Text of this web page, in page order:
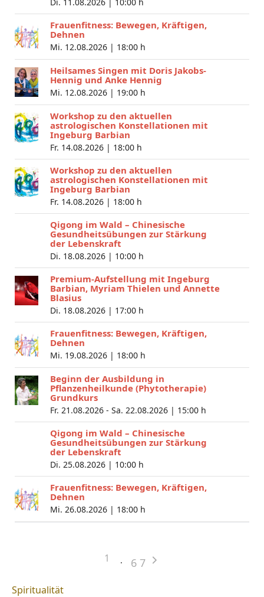
Frauenfitness: Bewegen, Kräftigen,
Dehnen
Mi. 12.08.2026 | 18:00 h
Heilsames Singen mit Doris Jakobs-
Hennig und Anke Hennig
Mi. 12.08.2026 | 19:00 h
Workshop zu den aktuellen
astrologischen Konstellationen mit
Ingeburg Barbian
Fr. 14.08.2026 | 18:00 h
Workshop zu den aktuellen
astrologischen Konstellationen mit
Ingeburg Barbian
Fr. 14.08.2026 | 18:00 h
Qigong im Wald – Chinesische
Gesundheitsübungen zur Stärkung
der Lebenskraft
Di. 18.08.2026 | 10:00 h
Premium-Aufstellung mit Ingeburg
Barbian, Myriam Thielen und Annette
Blasius
Di. 18.08.2026 | 17:00 h
Frauenfitness: Bewegen, Kräftigen,
Dehnen
Mi. 19.08.2026 | 18:00 h
Beginn der Ausbildung in
Pflanzenheilkunde (Phytotherapie)
Grundkurs
Fr. 21.08.2026 - Sa. 22.08.2026 | 15:00 h
Qigong im Wald – Chinesische
Gesundheitsübungen zur Stärkung
der Lebenskraft
Di. 25.08.2026 | 10:00 h
Frauenfitness: Bewegen, Kräftigen,
Dehnen
Mi. 26.08.2026 | 18:00 h
1 6 7
Spiritualität